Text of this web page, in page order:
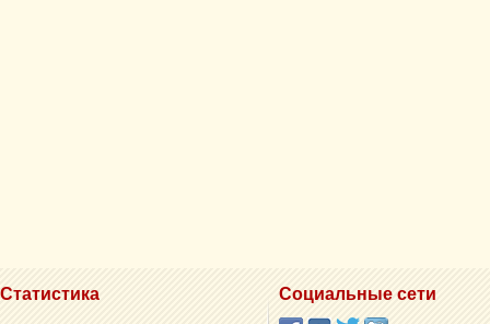
Статистика Социальные сети